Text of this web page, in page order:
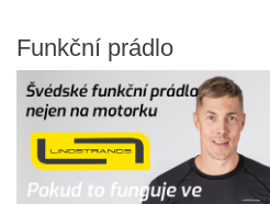
Funkční prádlo